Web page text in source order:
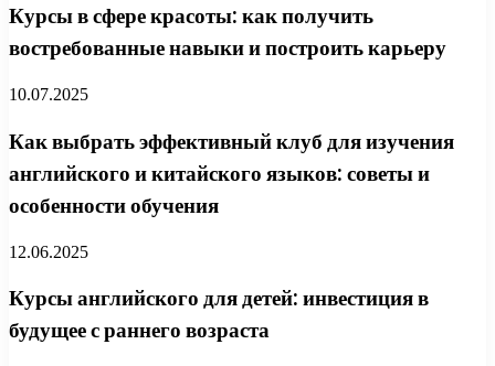
Курсы в сфере красоты: как получить
востребованные навыки и построить карьеру
10.07.2025
Как выбрать эффективный клуб для изучения
английского и китайского языков: советы и
особенности обучения
12.06.2025
Курсы английского для детей: инвестиция в
будущее с раннего возраста